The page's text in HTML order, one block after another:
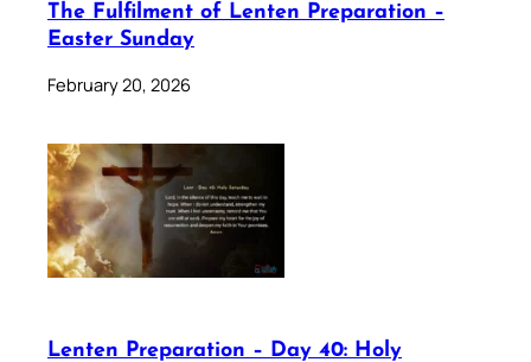
The Fulfilment of Lenten Preparation –
Easter Sunday
February 20, 2026
Lenten Preparation – Day 40: Holy